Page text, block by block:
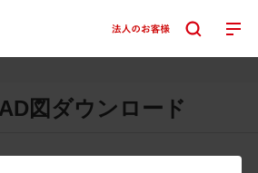
図ダウンロード